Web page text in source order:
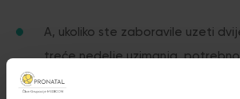
A, ukoliko ste zaboravile uzeti
treće nedelje uzimanja,
pakovanje i obavezno odmah